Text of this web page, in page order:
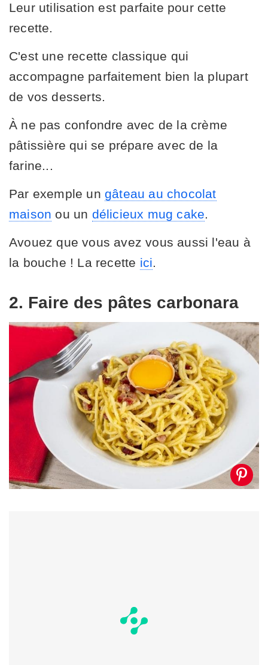
Leur utilisation est parfaite pour cette
recette.
C'est une recette classique qui
accompagne parfaitement bien la plupart
de vos desserts.
À ne pas confondre avec de la crème
pâtissière qui se prépare avec de la
farine...
Par exemple un gâteau au chocolat
maison ou un délicieux mug cake.
Avouez que vous avez vous aussi l'eau à
la bouche ! La recette ici.
2. Faire des pâtes carbonara